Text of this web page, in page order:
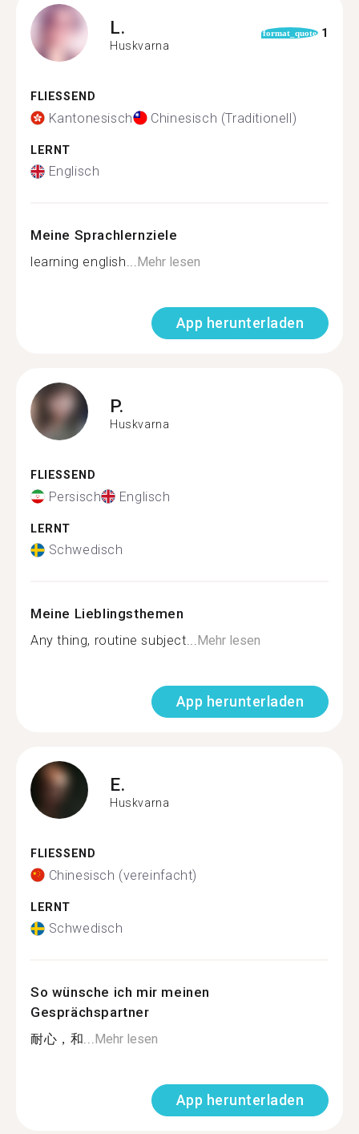
L.
Huskvarna
format_quote 1
FLIESSEND
Kantonesisch Chinesisch (Traditionell)
LERNT
Englisch
Meine Sprachlernziele
learning english...Mehr lesen
App herunterladen
P.
Huskvarna
FLIESSEND
Persisch Englisch
LERNT
Schwedisch
Meine Lieblingsthemen
Any thing, routine subject...Mehr lesen
App herunterladen
E.
Huskvarna
FLIESSEND
Chinesisch (vereinfacht)
LERNT
Schwedisch
So wünsche ich mir meinen
Gesprächspartner
耐心，和...Mehr lesen
App herunterladen